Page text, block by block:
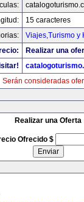
15 caracteres
Viajes,Turismo y
Realizar una
Serán consideradas
Realizar una Oferta
Ofrecido $